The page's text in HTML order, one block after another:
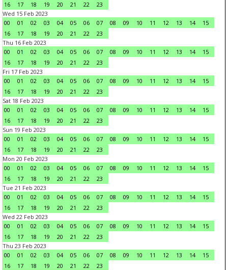
16
17 18 19 20 21 22
23
Wed 15 Feb 2023
00
01 02 03 04 05 06 07 08 09 10 11 12 13 14
15
16
17 18 19 20 21 22
23
Thu 16 Feb 2023
00
01 02 03 04 05 06 07 08 09 10 11 12 13 14
15
16
17 18 19 20 21 22
23
Fri 17 Feb 2023
00
01 02 03 04 05 06 07 08 09 10 11 12 13 14
15
16
17 18 19 20 21 22
23
Sat 18 Feb 2023
00
01 02 03 04 05 06 07 08 09 10 11 12 13 14
15
16
17 18 19 20 21 22
23
Sun 19 Feb 2023
00
01 02 03 04 05 06 07 08 09 10 11 12 13 14
15
16
17 18 19 20 21 22
23
Mon 20 Feb 2023
00
01 02 03 04 05 06 07 08 09 10 11 12 13 14
15
16
17 18 19 20 21 22
23
Tue 21 Feb 2023
00
01 02 03 04 05 06 07 08 09 10 11 12 13 14
15
16
17 18 19 20 21 22
23
Wed 22 Feb 2023
00
01 02 03 04 05 06 07 08 09 10 11 12 13 14
15
16
17 18 19 20 21 22
23
Thu 23 Feb 2023
00
01 02 03 04 05 06 07 08 09 10 11 12 13 14
15
16
17 18 19 20 21 22
23